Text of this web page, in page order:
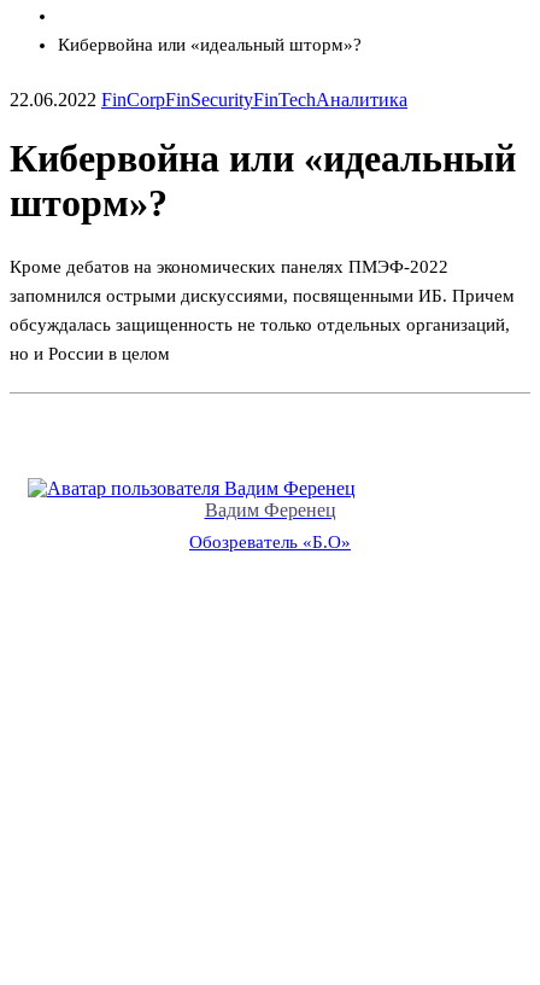
Кибервойна или «идеальный шторм»?
22.06.2022 FinCorpFinSecurityFinTechАналитика
Кибервойна или «идеальный
шторм»?
Кроме дебатов на экономических панелях ПМЭФ-2022
запомнился острыми дискуссиями, посвященными ИБ. Причем
обсуждалась защищенность не только отдельных организаций,
но и России в целом
Вадим Ференец
Обозреватель «Б.О»